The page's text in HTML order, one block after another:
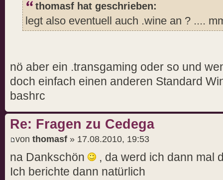
thomasf hat geschrieben:
legt also eventuell auch .wine an ? ....
nö aber ein .transgaming oder so und
doch einfach einen anderen Standard
bashrc
Re: Fragen zu Cedega
von thomasf » 17.08.2010, 19:53
na Dankschön
, da werd ich dann mal
Ich berichte dann natürlich